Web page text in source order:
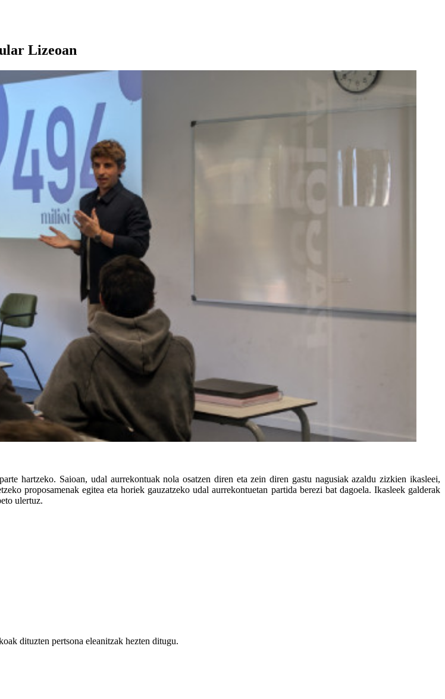
Lizeoan
hartzeko. Saioan, udal aurrekontuak nola osatzen diren eta zein diren gastu nagusiak azaldu zizkien ikasleei,
proposamenak egitea eta horiek gauzatzeko udal aurrekontuetan partida berezi bat dagoela. Ikasleek galderak
ulertuz.
dituzten pertsona eleanitzak hezten ditugu.